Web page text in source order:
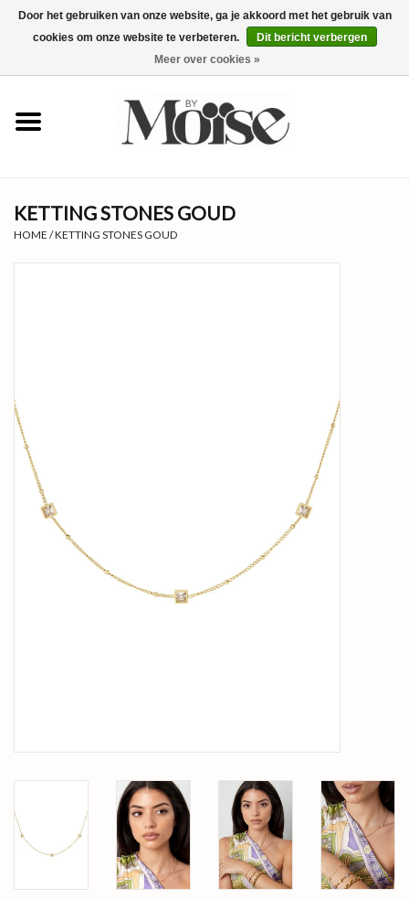
0 Artikelen - €0,00
€15✴
KLEDING
SIERADEN
KETTING STONES GOUD
HOME /KETTING STONES GOUD
Door het gebruiken van onze website, ga je akkoord met het gebruik van
cookies om onze website te verbeteren.
Dit bericht verbergen
Meer over cookies »